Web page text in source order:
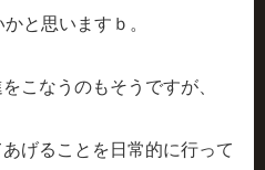
と思いますｂ。
こなうのもそうですが、
げることを日常的に行って